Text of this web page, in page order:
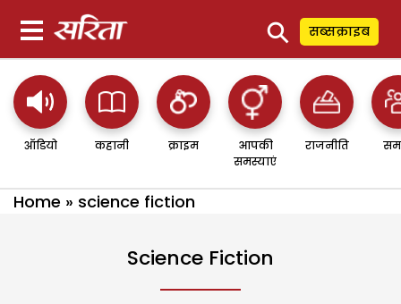
⚲ सब्सक्राइब
ऑडियो कहानी क्राइम
आपकी
समस्याएं
राजनीति
Home » science fiction
Science Fiction